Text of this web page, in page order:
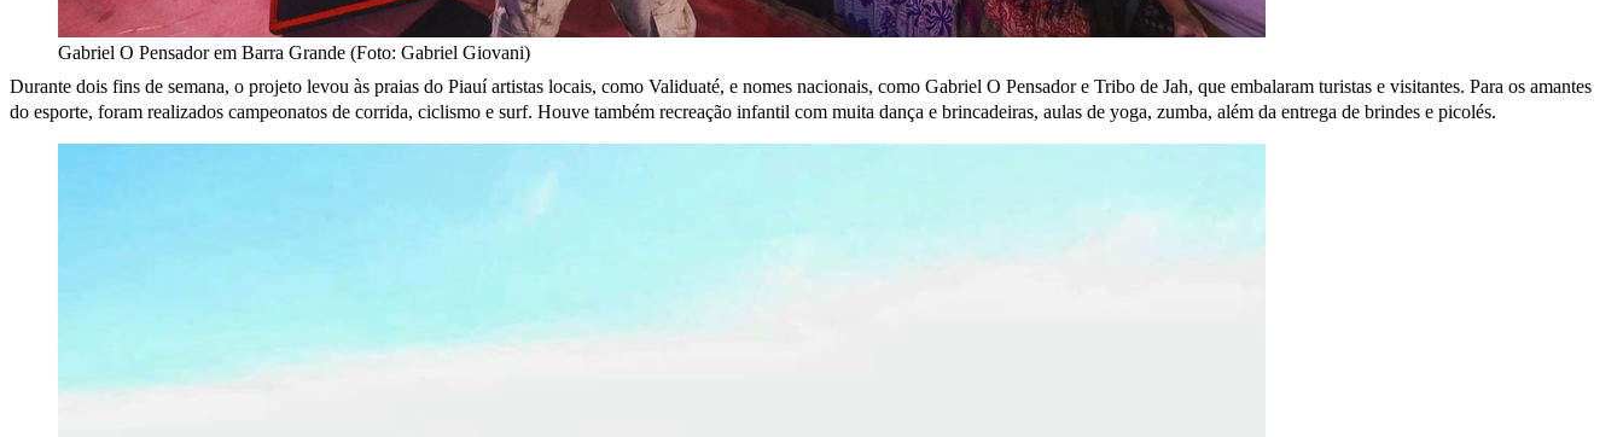
Gabriel O Pensador em Barra Grande (Foto: Gabriel Giovani)
Durante dois fins de semana, o projeto levou às praias do Piauí artistas locais, como Validuaté, e nomes nacionais, como Gabriel O Pensador e Tribo de Jah, que embalaram turistas e visitantes. Para os amantes
do esporte, foram realizados campeonatos de corrida, ciclismo e surf. Houve também recreação infantil com muita dança e brincadeiras, aulas de yoga, zumba, além da entrega de brindes e picolés.